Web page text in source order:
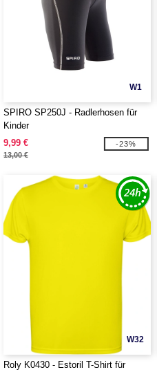
W1
SPIRO SP250J - Radlerhosen für
Kinder
9,99 €
13,00 €
-23%
W32
Roly K0430 - Estoril T-Shirt für